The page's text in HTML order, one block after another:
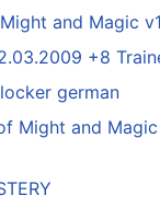
and Magic
+8
german
Might and Magic